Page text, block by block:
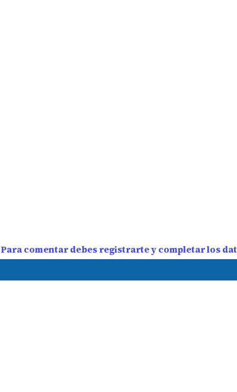
Para comentar debes registrarte y completar los